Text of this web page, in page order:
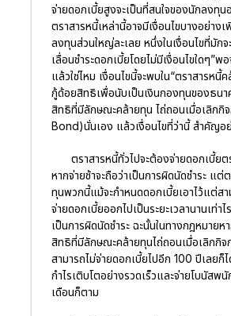
จ่ายดอกเบี้ยสูงจะเป็นที่สนใจของนักลงทุ
ตราสารหนี้เหล่านี้อาจมีเงื่อนไขบางอย่าง
ลงทุนส่วนใหญ่ละเลย หนึ่งในเงื่อนไขที่มัก
เลื่อนชำระดอกเบี้ยโดยไม่มีเงื่อนไขใดๆ”พ
แล้วใช่ไหม เงื่อนไขนี้จะพบใน“ตราสารหนี้
กู้ด้อยสิทธิเพื่อนับเป็นเงินกองทุนของธนา
สิทธิที่มีลักษณะคล้ายทุน ไถ่ถอนเมื่อเลิกกิ
Bond)นั่นเอง แล้วเงื่อนไขที่ว่านี้ สำคัญอ
ตราสารหนี้ทั่วไปจะต้องจ่ายดอกเบี้ยต
หากจ่ายช้าจะถือว่าเป็นการผิดนัดชำระ แต่
ทุนพวกนี้แม้จะกำหนดดอกเบี้ยเอาไว้แต่สา
จ่ายดอกเบี้ยออกไปเป็นระยะเวลานานเท่าไ
เป็นการผิดนัดชำระ ฉะนั้นในทางกฎหมายห
สิทธิที่มีลักษณะคล้ายทุนไถ่ถอนเมื่อเลิกกิจ
สามารถไม่จ่ายดอกเบี้ยไปอีก 100 ปีเลยก็
กำไรเติบโตอย่างรวดเร็วและจ่ายโบนัสพนั
เดือนก็ตาม